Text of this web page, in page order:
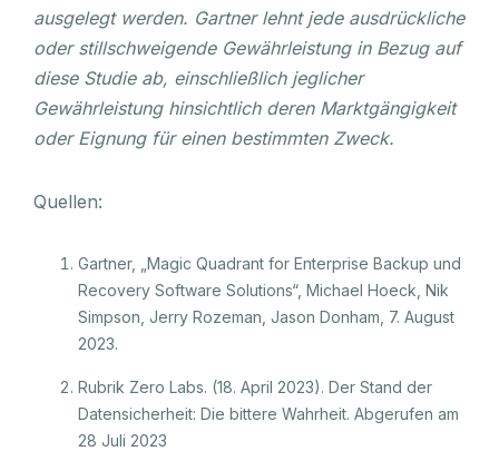
ausgelegt werden. Gartner lehnt jede ausdrückliche
oder stillschweigende Gewährleistung in Bezug auf
diese Studie ab, einschließlich jeglicher
Gewährleistung hinsichtlich deren Marktgängigkeit
oder Eignung für einen bestimmten Zweck.
Quellen:
Gartner, „Magic Quadrant for Enterprise Backup und
Recovery Software Solutions“, Michael Hoeck, Nik
Simpson, Jerry Rozeman, Jason Donham, 7. August
2023.
Rubrik Zero Labs. (18. April 2023). Der Stand der
Datensicherheit: Die bittere Wahrheit. Abgerufen am
28 Juli 2023